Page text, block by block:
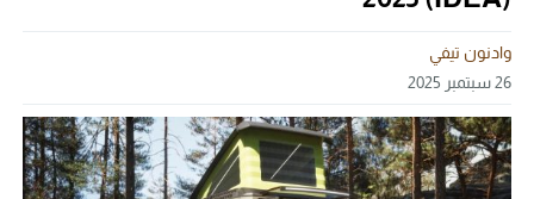
وادنون تيفي
26 سبتمبر 2025